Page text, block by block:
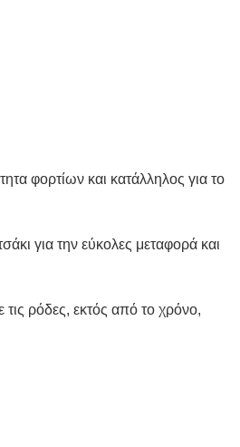
φορτίων και κατάλληλος για το
για την εύκολες μεταφορά και
ρόδες, εκτός από το χρόνο,